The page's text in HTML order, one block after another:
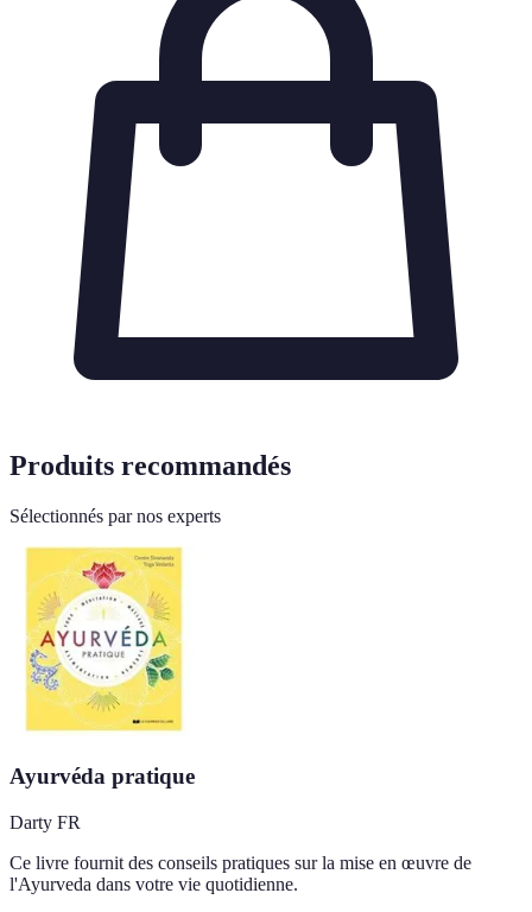
Produits recommandés
Sélectionnés par nos experts
Ayurvéda pratique
Darty FR
Ce livre fournit des conseils pratiques sur la mise en œuvre de
l'Ayurveda dans votre vie quotidienne.